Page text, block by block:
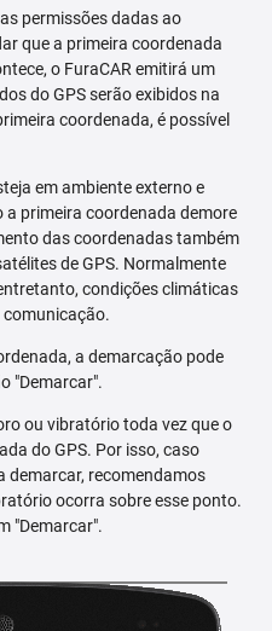
permissões dadas ao
que a primeira coordenada
o FuraCAR emitirá um
do GPS serão exibidos na
coordenada, é possível
em ambiente externo e
a primeira coordenada demore
das coordenadas também
de GPS. Normalmente
condições climáticas
a demarcação pode
"Demarcar".
ou vibratório toda vez que o
do GPS. Por isso, caso
demarcar, recomendamos
ocorra sobre esse ponto.
"Demarcar".